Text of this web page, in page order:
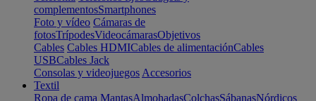
complementosSmartphones
Foto y vídeo Cámaras de
fotosTrípodesVideocámarasObjetivos
Cables Cables HDMICables de alimentaciónCables
USBCables Jack
Consolas y videojuegos Accesorios
Textil
Ropa de cama MantasAlmohadasColchasSábanasNórdicos